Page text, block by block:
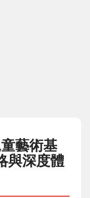
藝術基
與深度體